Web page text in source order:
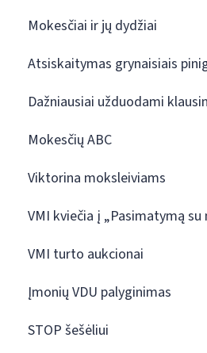
Mokesčiai ir jų dydžiai
Atsiskaitymas grynaisiais
Dažniausiai užduodami
Mokesčių ABC
Viktorina moksleiviams
VMI kviečia į „Pasimatymą su
VMI turto aukcionai
Įmonių VDU palyginimas
STOP šešėliui